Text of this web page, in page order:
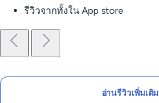
รีวิวจากทั้งใน App store
อ่านรีวิวเพิ่มเติม